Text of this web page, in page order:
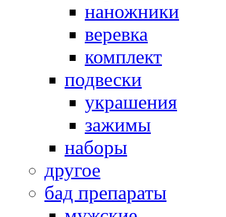
наножники
веревка
комплект
подвески
украшения
зажимы
наборы
другое
бад препараты